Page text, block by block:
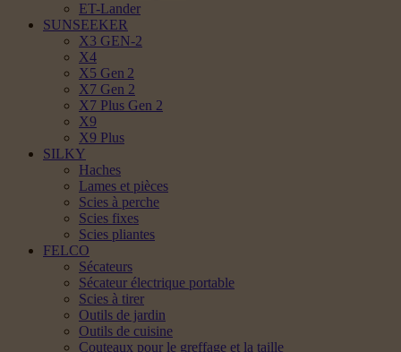
ET-Lander
SUNSEEKER
X3 GEN-2
X4
X5 Gen 2
X7 Gen 2
X7 Plus Gen 2
X9
X9 Plus
SILKY
Haches
Lames et pièces
Scies à perche
Scies fixes
Scies pliantes
FELCO
Sécateurs
Sécateur électrique portable
Scies à tirer
Outils de jardin
Outils de cuisine
Couteaux pour le greffage et la taille